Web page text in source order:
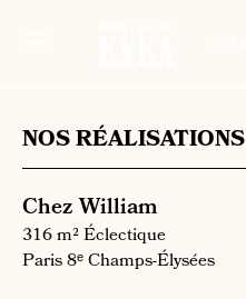
NOS RÉALISATIONS
Chez William
316 m²Éclectique
Paris 8ᵉChamps-Élysées